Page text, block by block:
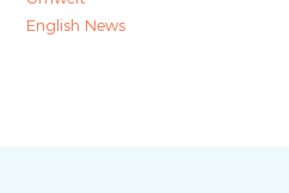
English News